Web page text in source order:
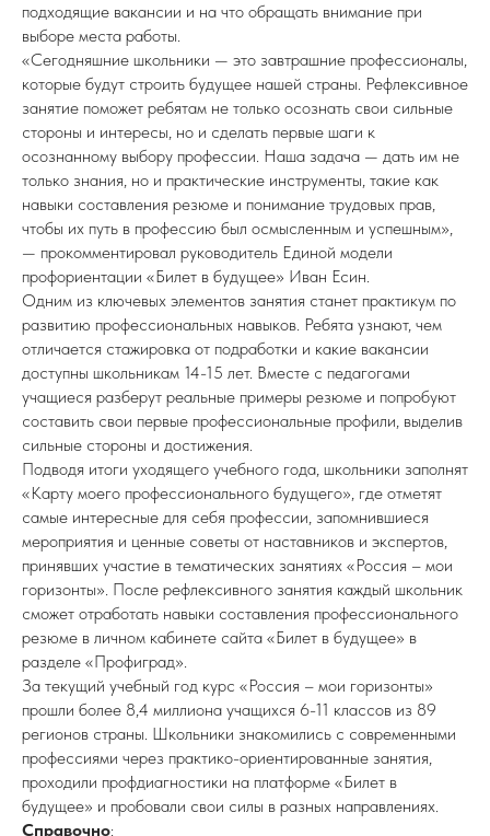
подходящие вакансии и на что обращать внимание при
выборе места работы.
«Сегодняшние школьники — это завтрашние профессионалы,
которые будут строить будущее нашей страны. Рефлексивное
занятие поможет ребятам не только осознать свои сильные
стороны и интересы, но и сделать первые шаги к
осознанному выбору профессии. Наша задача — дать им не
только знания, но и практические инструменты, такие как
навыки составления резюме и понимание трудовых прав,
чтобы их путь в профессию был осмысленным и успешным»,
— прокомментировал руководитель Единой модели
профориентации «Билет в будущее» Иван Есин.
Одним из ключевых элементов занятия станет практикум по
развитию профессиональных навыков. Ребята узнают, чем
отличается стажировка от подработки и какие вакансии
доступны школьникам 14-15 лет. Вместе с педагогами
учащиеся разберут реальные примеры резюме и попробуют
составить свои первые профессиональные профили, выделив
сильные стороны и достижения.
Подводя итоги уходящего учебного года, школьники заполнят
«Карту моего профессионального будущего», где отметят
самые интересные для себя профессии, запомнившиеся
мероприятия и ценные советы от наставников и экспертов,
принявших участие в тематических занятиях «Россия – мои
горизонты». После рефлексивного занятия каждый школьник
сможет отработать навыки составления профессионального
резюме в личном кабинете сайта «Билет в будущее» в
разделе «Профиград».
За текущий учебный год курс «Россия – мои горизонты»
прошли более 8,4 миллиона учащихся 6-11 классов из 89
регионов страны. Школьники знакомились с современными
профессиями через практико-ориентированные занятия,
проходили профдиагностики на платформе «Билет в
будущее» и пробовали свои силы в разных направлениях.
Справочно: